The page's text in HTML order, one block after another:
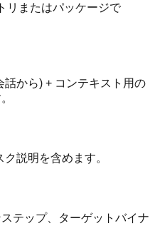
リまたはパッケージで
から) + コンテキスト用の
説明を含めます。
テップ、ターゲットバイナ